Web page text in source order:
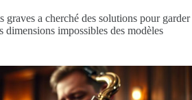
graves a cherché des solutions pour garder
dimensions impossibles des modèles